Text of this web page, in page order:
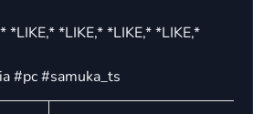
*LIKE,* *LIKE,* *LIKE,*
#pc #samuka_ts